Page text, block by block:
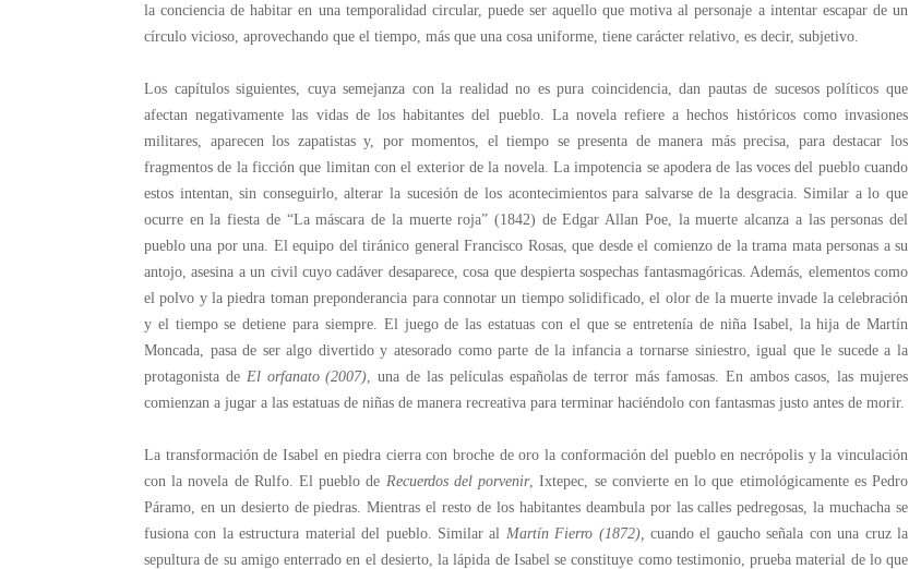
la conciencia de habitar en una temporalidad circular, puede ser aquello que motiva al personaje a intentar escapar de un
círculo vicioso, aprovechando que el tiempo, más que una cosa uniforme, tiene carácter relativo, es decir, subjetivo.
Los capítulos siguientes, cuya semejanza con la realidad no es pura coincidencia, dan pautas de sucesos políticos que
afectan negativamente las vidas de los habitantes del pueblo. La novela refiere a hechos históricos como invasiones
militares, aparecen los zapatistas y, por momentos, el tiempo se presenta de manera más precisa, para destacar los
fragmentos de la ficción que limitan con el exterior de la novela. La impotencia se apodera de las voces del pueblo cuando
estos intentan, sin conseguirlo, alterar la sucesión de los acontecimientos para salvarse de la desgracia. Similar a lo que
ocurre en la fiesta de “La máscara de la muerte roja” (1842) de Edgar Allan Poe, la muerte alcanza a las personas del
pueblo una por una. El equipo del tiránico general Francisco Rosas, que desde el comienzo de la trama mata personas a su
antojo, asesina a un civil cuyo cadáver desaparece, cosa que despierta sospechas fantasmagóricas. Además, elementos como
el polvo y la piedra toman preponderancia para connotar un tiempo solidificado, el olor de la muerte invade la celebración
y el tiempo se detiene para siempre. El juego de las estatuas con el que se entretenía de niña Isabel, la hija de Martín
Moncada, pasa de ser algo divertido y atesorado como parte de la infancia a tornarse siniestro, igual que le sucede a la
protagonista de El orfanato (2007) , una de las películas españolas de terror más famosas. En ambos casos, las mujeres
comienzan a jugar a las estatuas de niñas de manera recreativa para terminar haciéndolo con fantasmas justo antes de morir.
La transformación de Isabel en piedra cierra con broche de oro la conformación del pueblo en necrópolis y la vinculación
con la novela de Rulfo. El pueblo de Recuerdos del porvenir, Ixtepec, se convierte en lo que etimológicamente es Pedro
Páramo, en un desierto de piedras. Mientras el resto de los habitantes deambula por las calles pedregosas, la muchacha se
fusiona con la estructura material del pueblo. Similar al Martín Fierro (1872), cuando el gaucho señala con una cruz la
sepultura de su amigo enterrado en el desierto, la lápida de Isabel se constituye como testimonio, prueba material de lo que